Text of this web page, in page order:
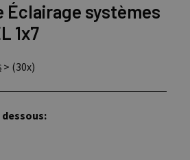
Éclairage systèmes
1x7
> (30x)